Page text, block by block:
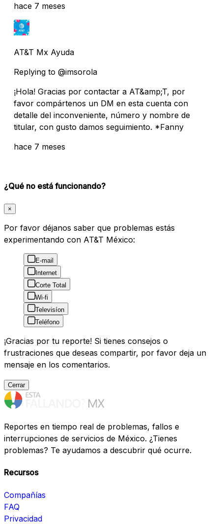
hace 7 meses
AT&T Mx Ayuda
Replying to @imsorola
¡Hola! Gracias por contactar a AT&amp;T, por
favor compártenos un DM en esta cuenta con
detalle del inconveniente, número y nombre de
titular, con gusto damos seguimiento. *Fanny
hace 7 meses
¿Qué no está funcionando?
×
Por favor déjanos saber que problemas estás
experimentando con AT&T México:
E-mail
Internet
Corte Total
Wi-fi
Televisíon
Teléfono
¡Gracias por tu reporte! Si tienes consejos o
frustraciones que deseas compartir, por favor deja un
mensaje en los comentarios.
Cerrar
Reportes en tiempo real de problemas, fallos e
interrupciones de servicios de México. ¿Tienes
problemas? Te ayudamos a descubrir qué ocurre.
Recursos
Compañías
FAQ
Privacidad